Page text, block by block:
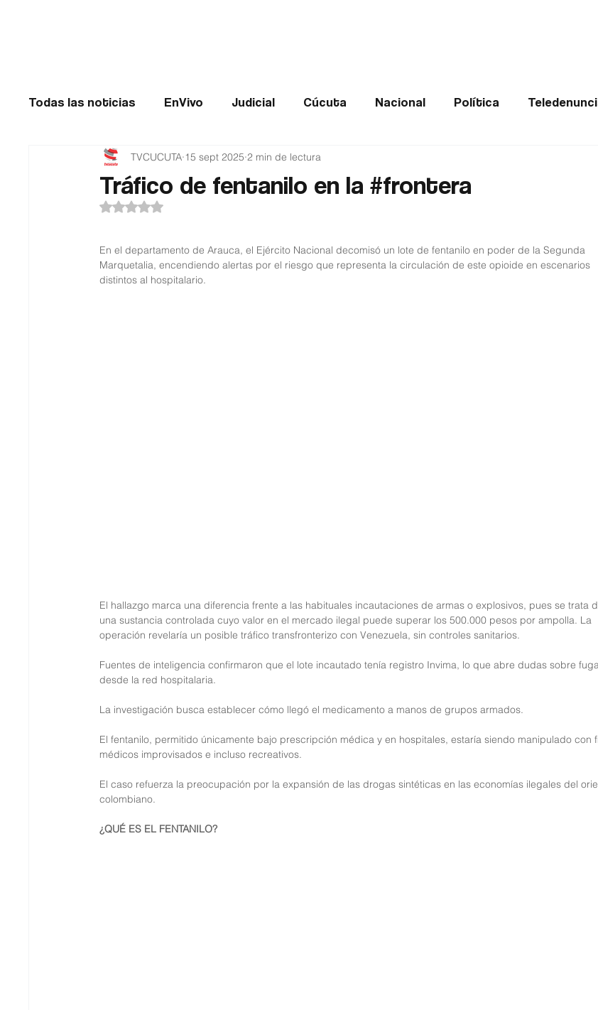
Todas las noticias EnVivo Judicial Cúcuta Nacional Política
Entretenimiento Historias de impacto
Catatumbo TRANSMILENIO
Tráfico de fentanilo en la #frontera
TVCUCUTA 15 sept 2025 2 min de lectura
Obtuvo NaN de 5 estrellas.
En el departamento de Arauca, el Ejército Nacional decomisó un lote de fentanilo en poder de la Segunda
Marquetalia, encendiendo alertas por el riesgo que representa la circulación de este opioide en escenarios
distintos al hospitalario.
El hallazgo marca una diferencia frente a las habituales incautaciones de armas o explosivos, pues se trata
una sustancia controlada cuyo valor en el mercado ilegal puede superar los 500.000 pesos por ampolla. La
operación revelaría un posible tráfico transfronterizo con Venezuela, sin controles sanitarios.
Fuentes de inteligencia confirmaron que el lote incautado tenía registro Invima, lo que abre dudas sobre
desde la red hospitalaria.
La investigación busca establecer cómo llegó el medicamento a manos de grupos armados.
El fentanilo, permitido únicamente bajo prescripción médica y en hospitales, estaría siendo manipulado con
médicos improvisados e incluso recreativos.
El caso refuerza la preocupación por la expansión de las drogas sintéticas en las economías ilegales del
colombiano.
¿QUÉ ES EL FENTANILO?